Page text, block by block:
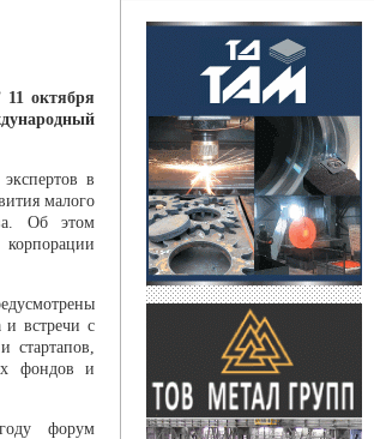
11 октября
в
малого
Об этом
и встречи с
стартапов,
фондов и
форум